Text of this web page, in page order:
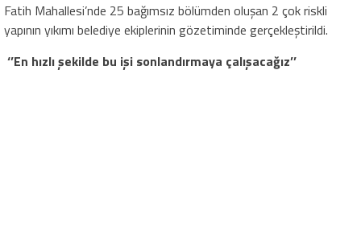
Fatih Mahallesi’nde 25 bağımsız bölümden oluşan 2 çok riskli
yapının yıkımı belediye ekiplerinin gözetiminde gerçekleştirildi.
‘’En hızlı şekilde bu işi sonlandırmaya çalışacağız’’